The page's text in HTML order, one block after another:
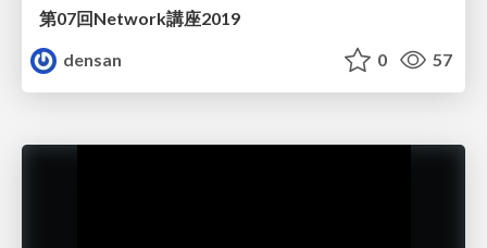
第07回Network講座2019
densan
0 57